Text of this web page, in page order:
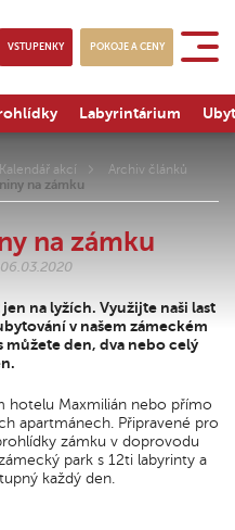
VSTUPENKY POKOJE A CENY
Labyrintárium
Kalendář akcí
Archiv článků
na zámku
na zámku
na lyžích. Využijte naši last
v našem zámeckém
můžete den, dva nebo celý
hotelu Maxmilián nebo přímo
apartmánech. Připravené pro
zámku v doprovodu
park s 12ti labyrinty a
každý den.